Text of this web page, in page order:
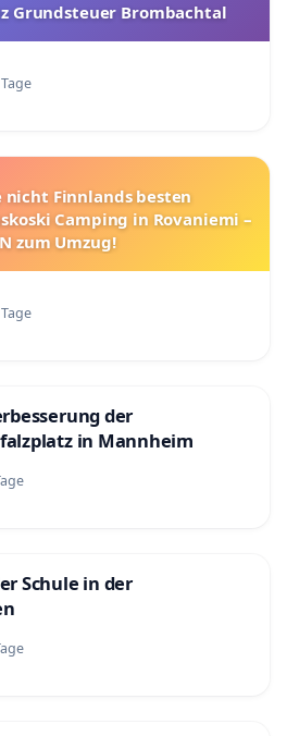
Grundsteuer Brombachtal
nicht Finnlands besten
Camping in Rovaniemi –
zum Umzug!
der
in Mannheim
Schule in der